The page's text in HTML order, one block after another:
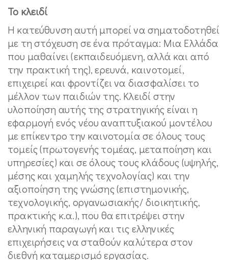
Το κλειδί
Η κατεύθυνση αυτή μπορεί να σηματοδοτηθεί
με τη στόχευση σε ένα πρόταγμα: Μια Ελλάδα
που μαθαίνει (εκπαιδευόμενη, αλλά και από
την πρακτική της), ερευνά, καινοτομεί,
επιχειρεί και φροντίζει να διασφαλίσει το
μέλλον των παιδιών της. Κλειδί στην
υλοποίηση αυτής της στρατηγικής είναι η
εφαρμογή ενός νέου αναπτυξιακού μοντέλου
με επίκεντρο την καινοτομία σε όλους τους
τομείς (πρωτογενής τομέας, μεταποίηση και
υπηρεσίες) και σε όλους τους κλάδους (υψηλής,
μέσης και χαμηλής τεχνολογίας) και την
αξιοποίηση της γνώσης (επιστημονικής,
τεχνολογικής, οργανωσιακής/ διοικητικής,
πρακτικής κ.α.), που θα επιτρέψει στην
ελληνική παραγωγή και τις ελληνικές
επιχειρήσεις να σταθούν καλύτερα στον
διεθνή καταμερισμό εργασίας.